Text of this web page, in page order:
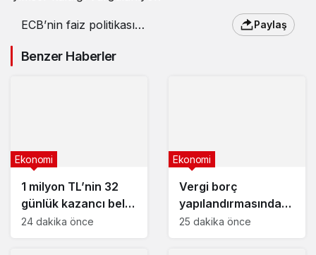
ECB’nin faiz politikası
Paylaş
Benzer Haberler
1 milyon TL’nin 32
günlük kazancı belli
oldu : En yüksek
Ekonomi
24 dakika önce
Vergi borç
yapılandırmasında
son gün yaklaşıyor
Ekonomi
25 dakika önce